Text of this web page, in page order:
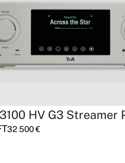
HV G3 Streamer
32 500€